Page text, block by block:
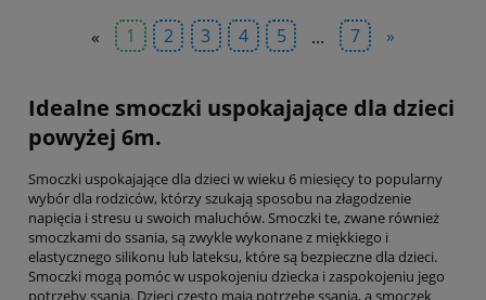
« 1 2 3 4 5 ... 7 »
Idealne smoczki uspokajające dla dzieci
powyżej 6m.
Smoczki uspokajające dla dzieci w wieku 6 miesięcy to popularny
wybór dla rodziców, którzy szukają sposobu na złagodzenie
napięcia i stresu u swoich maluchów. Smoczki te, zwane również
smoczkami do ssania, są zwykle wykonane z miękkiego i
elastycznego silikonu lub lateksu, które są bezpieczne dla dzieci.
Smoczki mogą pomóc w uspokojeniu dziecka i zaspokojeniu jego
potrzeby ssania. Dzieci często mają potrzebę ssania, a smoczek